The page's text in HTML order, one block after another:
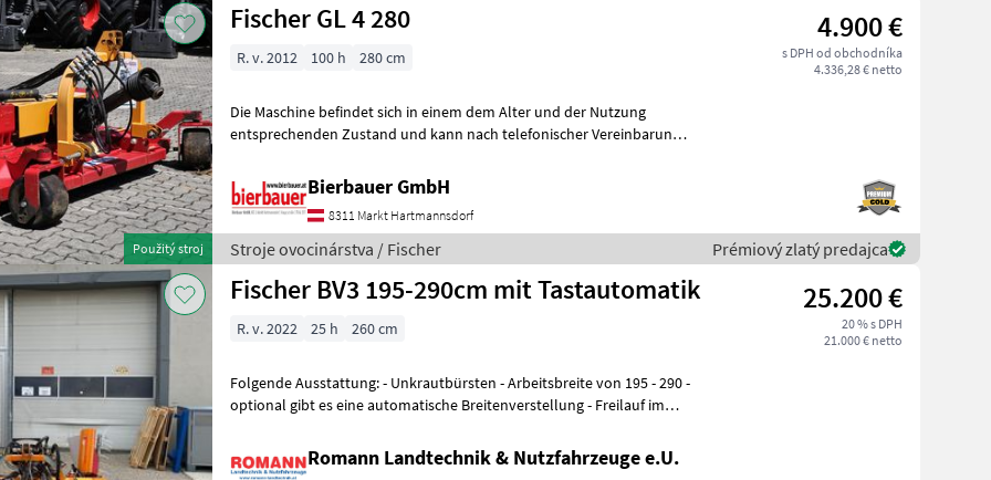
Použitý stroj
Fischer GL 4 280 4.900 €
s DPH od obchodníka
4.336,28 € netto
R. v. 2012 100 h 280 cm
Die Maschine befindet sich in einem dem Alter und der Nutzung
entsprechenden Zustand und kann nach telefonischer Vereinbarung
Bierbauer GmbH
8311 Markt Hartmannsdorf
Stroje ovocinárstva / Fischer Prémiový zlatý predajca
Fischer BV3 195-290cm mit Tastautomatik 25.200 €
20 % s DPH
21.000 € netto
R. v. 2022 25 h 260 cm
Folgende Ausstattung: - Unkrautbürsten - Arbeitsbreite von 195 - 290 -
optional gibt es eine automatische Breitenverstellung - Freilauf im
Romann Landtechnik & Nutzfahrzeuge e.U.